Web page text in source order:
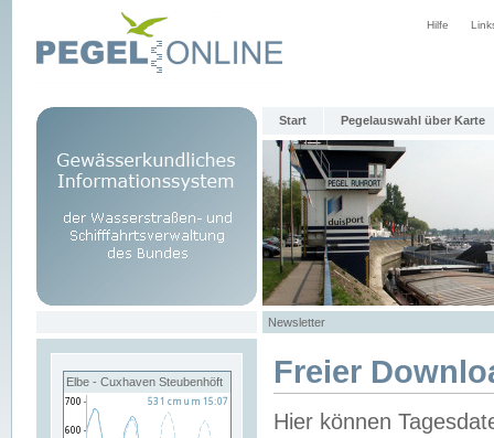
Hilfe
Start Pegelauswahl über Karte
Newsletter
Elbe - Cuxhaven Steubenhöft Freier
Hier können